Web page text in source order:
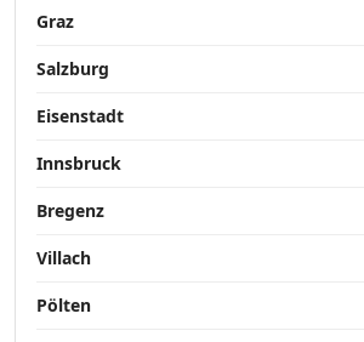
Graz
Salzburg
Eisenstadt
Innsbruck
Bregenz
Villach
Pölten